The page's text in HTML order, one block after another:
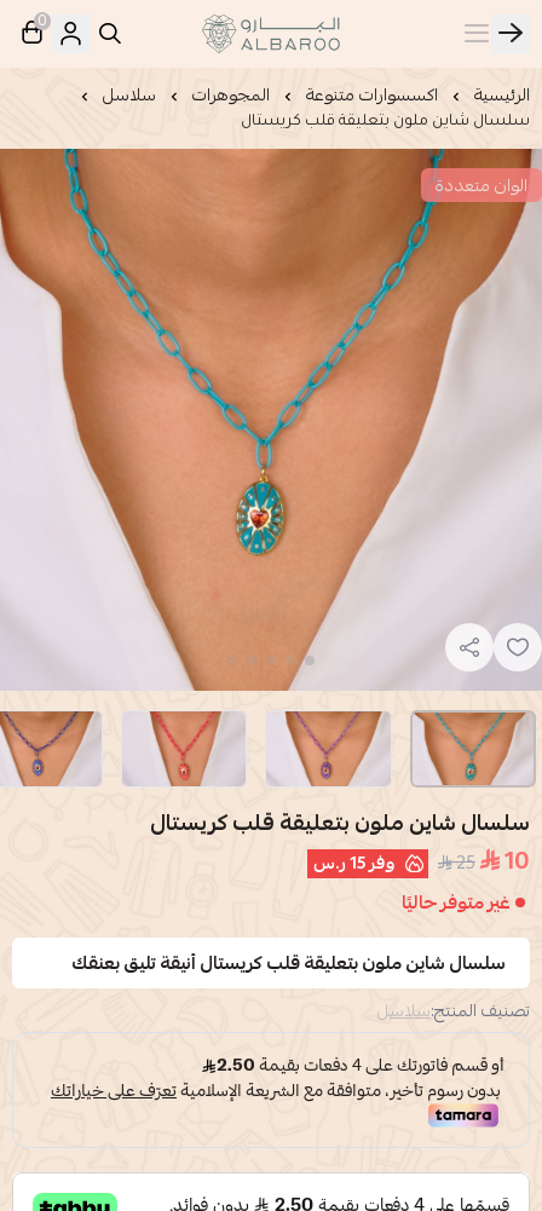
البارو | Albaroo
0
الرئيسية اكسسوارات متنوعة المجوهرات سلاسل
سلسال شاين ملون بتعليقة قلب كريستال
الوان متعددة
سلسال شاين ملون بتعليقة قلب كريستال
10
25 وفر15 ر.س
غير متوفر حاليًا
سلسال شاين ملون بتعليقة قلب كريستال أنيقة تليق بعنقك
تصنيف المنتج:سلاسل